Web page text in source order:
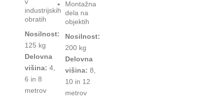
industrijskih
obratih
Nosilnost:
125 kg
Delovna
višina: 4,
6 in 8
metrov
Montažna
dela na
objektih
Nosilnost:
200 kg
Delovna
višina: 8,
10 in 12
metrov